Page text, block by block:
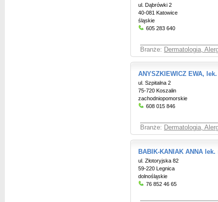
ul. Dąbrówki 2
40-081 Katowice
śląskie
605 283 640
Branże: Dermatologia,
ANYSZKIEWICZ EWA,
ul. Szpitalna 2
75-720 Koszalin
zachodniopomorskie
608 015 846
Branże: Dermatologia,
BABIK-KANIAK ANNA lek.
ul. Złotoryjska 82
59-220 Legnica
dolnośląskie
76 852 46 65